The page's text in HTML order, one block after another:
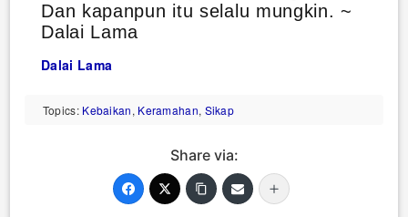
Dan kapanpun itu selalu mungkin. ~
Dalai Lama
Dalai Lama
Topics: Kebaikan, Keramahan, Sikap
Share via: